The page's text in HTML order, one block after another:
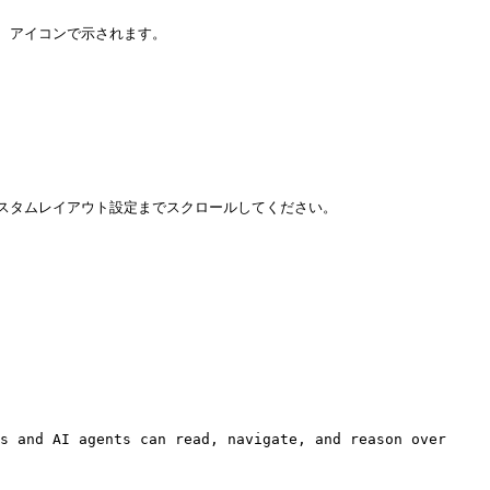
イコンで示されます。
ムレイアウト設定までスクロールしてください。
and AI agents can read, navigate, and reason over